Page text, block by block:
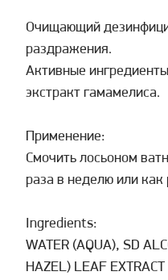
Очищающий
раздражения.
Активные
экстракт гамамелиса.
Применение:
Cмочить лосьоном
раза в неделю или
Ingredients:
WATER (AQUA), SD
HAZEL) LEAF EXTRACT